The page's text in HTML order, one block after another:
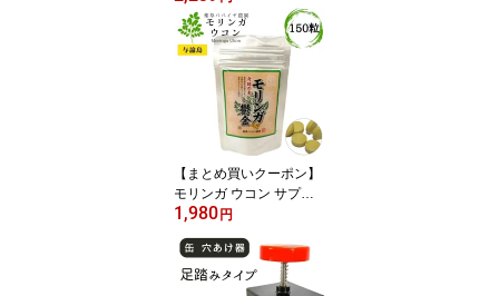
クイート レシピ 【10％
対象】
【まとめ買いクーポン】
モリンガ ウコン サプリ
与論島 薬草パパイヤ農園
モリンガ鬱金 150粒 【1
0％対象】
1,980円